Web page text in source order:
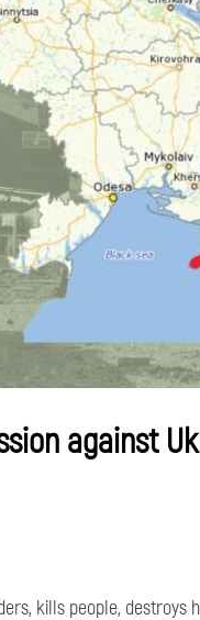
against
kills people,